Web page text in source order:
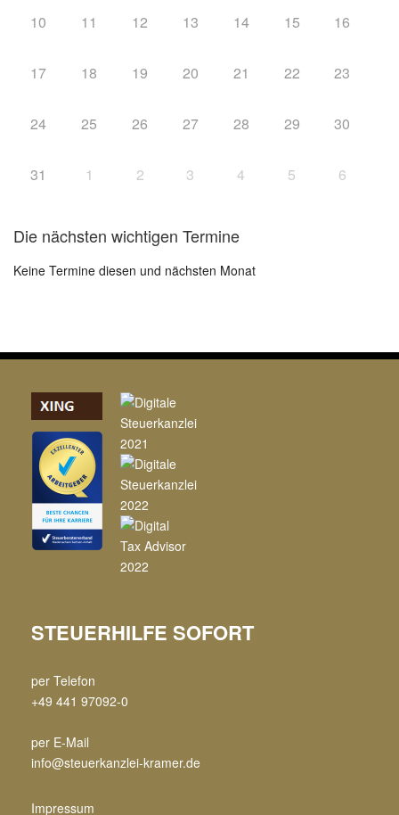
10 11 12 13 14 15 16
17 18 19 20 21 22 23
24 25 26 27 28 29 30
31 1 2 3 4 5 6
Die nächsten wichtigen Termine
Keine Termine diesen und nächsten Monat
STEUERHILFE SOFORT
per Telefon
+49 441 97092-0
per E-Mail
info@steuerkanzlei-kramer.de
Impressum